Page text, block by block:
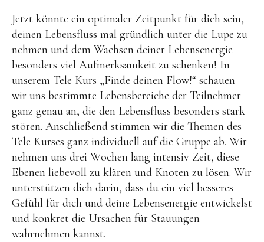
Jetzt könnte ein optimaler Zeitpunkt für dich sein,
deinen Lebensfluss mal gründlich unter die Lupe zu
nehmen und dem Wachsen deiner Lebensenergie
besonders viel Aufmerksamkeit zu schenken! In
unserem Tele Kurs „Finde deinen Flow!“ schauen
wir uns bestimmte Lebensbereiche der Teilnehmer
ganz genau an, die den Lebensfluss besonders stark
stören. Anschließend stimmen wir die Themen des
Tele Kurses ganz individuell auf die Gruppe ab. Wir
nehmen uns drei Wochen lang intensiv Zeit, diese
Ebenen liebevoll zu klären und Knoten zu lösen. Wir
unterstützen dich darin, dass du ein viel besseres
Gefühl für dich und deine Lebensenergie entwickelst
und konkret die Ursachen für Stauungen
wahrnehmen kannst.